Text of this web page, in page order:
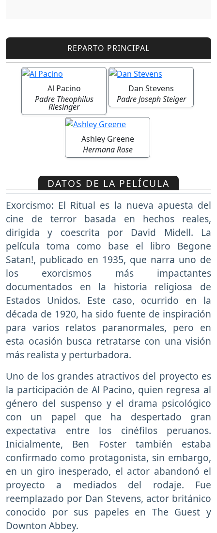
REPARTO PRINCIPAL
Al Pacino
Padre Theophilus
Riesinger
Dan Stevens
Padre Joseph Steiger
Ashley Greene
Hermana Rose
DATOS DE LA PELÍCULA
Exorcismo: El Ritual es la nueva apuesta del
cine de terror basada en hechos reales,
dirigida y coescrita por David Midell. La
película toma como base el libro Begone
Satan!, publicado en 1935, que narra uno de
los exorcismos más impactantes
documentados en la historia religiosa de
Estados Unidos. Este caso, ocurrido en la
década de 1920, ha sido fuente de inspiración
para varios relatos paranormales, pero en
esta ocasión busca retratarse con una visión
más realista y perturbadora.
Uno de los grandes atractivos del proyecto es
la participación de Al Pacino, quien regresa al
género del suspenso y el drama psicológico
con un papel que ha despertado gran
expectativa entre los cinéfilos peruanos.
Inicialmente, Ben Foster también estaba
confirmado como protagonista, sin embargo,
en un giro inesperado, el actor abandonó el
proyecto a mediados del rodaje. Fue
reemplazado por Dan Stevens, actor británico
conocido por sus papeles en The Guest y
Downton Abbey.